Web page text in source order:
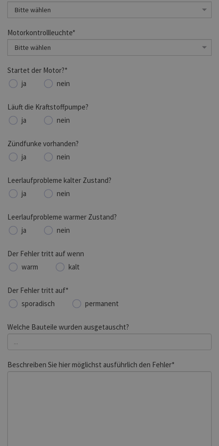
Motorkontrollleuchte*
Startet der Motor?*
ja
nein
Läuft die Kraftstoffpumpe?
ja
nein
Zündfunke vorhanden?
ja
nein
Leerlaufprobleme kalter Zustand?
ja
nein
Leerlaufprobleme warmer Zustand?
ja
nein
Der Fehler tritt auf wenn
warm
kalt
Der Fehler tritt auf*
sporadisch
permanent
Welche Bauteile wurden ausgetauscht?
Beschreiben Sie hier möglichst ausführlich den Fehler*